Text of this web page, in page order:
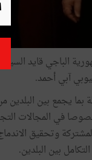
الباجي قايد
آبي أحمد.
بما يجمع بين
في المجالات
وتحقيق
بين البلدين.